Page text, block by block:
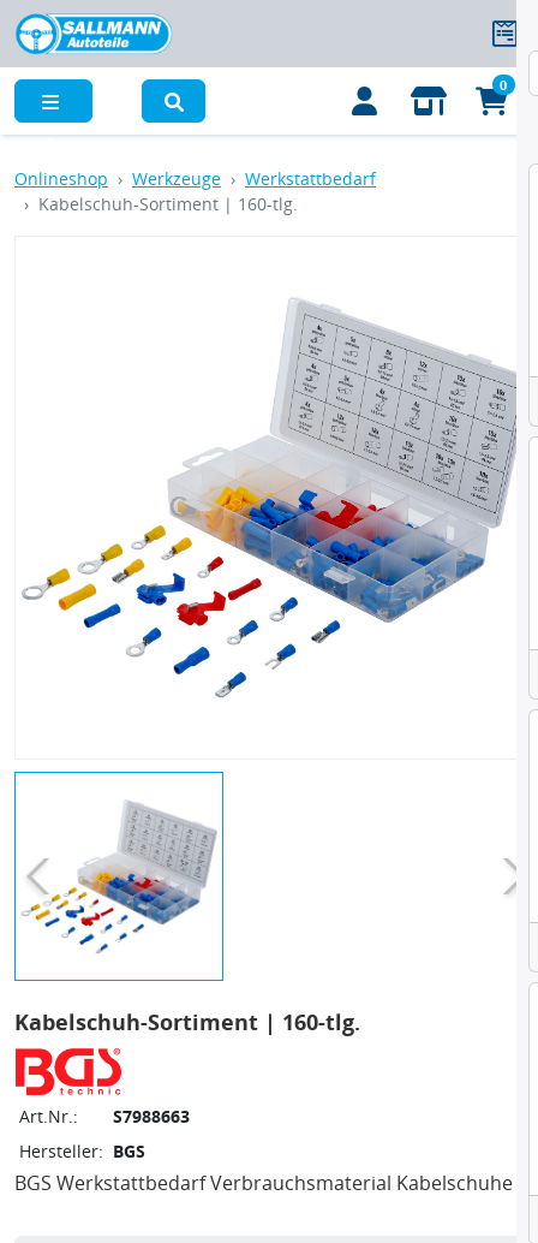
0
Onlineshop Werkzeuge
Werkstattbedarf
Kabelschuh-Sortiment | 160-tlg.
Kabelschuh-Sortiment | 160-tlg.
Art.Nr.:
S7988663
Hersteller: BGS
BGS Werkstattbedarf Verbrauchsmaterial Kabelschuhe